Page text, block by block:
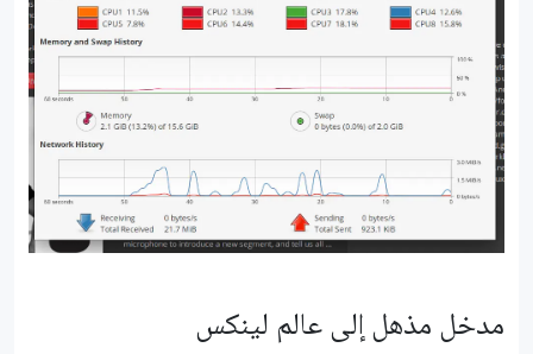
مدخل مذهل إلى عالم لينكس